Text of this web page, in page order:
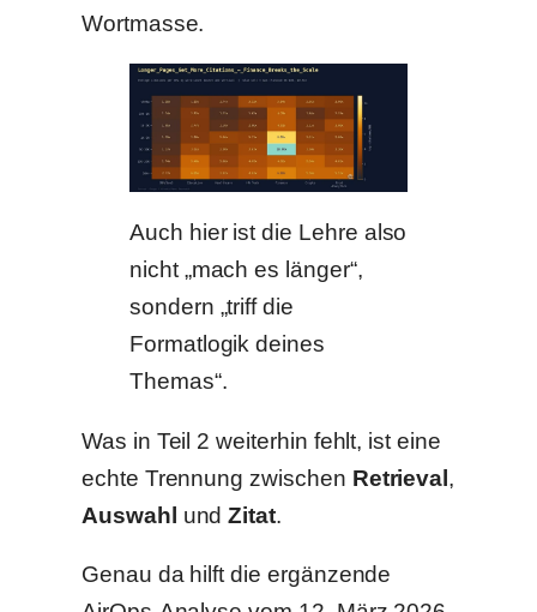
Wortmasse.
Auch hier ist die Lehre also
nicht „mach es länger“,
sondern „triff die
Formatlogik deines
Themas“.
Was in Teil 2 weiterhin fehlt, ist eine
echte Trennung zwischen Retrieval,
Auswahl undZitat.
Genau da hilft die ergänzende